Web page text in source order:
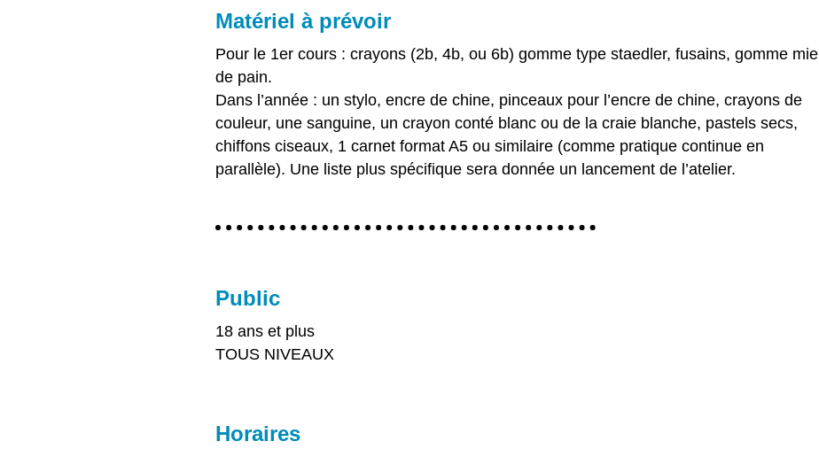
Matériel à prévoir
Pour le 1er cours : crayons (2b, 4b, ou 6b) gomme type staedler, fusains, gomme mie
de pain.
Dans l’année : un stylo, encre de chine, pinceaux pour l’encre de chine, crayons de
couleur, une sanguine, un crayon conté blanc ou de la craie blanche, pastels secs,
chiffons ciseaux, 1 carnet format A5 ou similaire (comme pratique continue en
parallèle). Une liste plus spécifique sera donnée un lancement de l’atelier.
Public
18 ans et plus
TOUS NIVEAUX
Horaires